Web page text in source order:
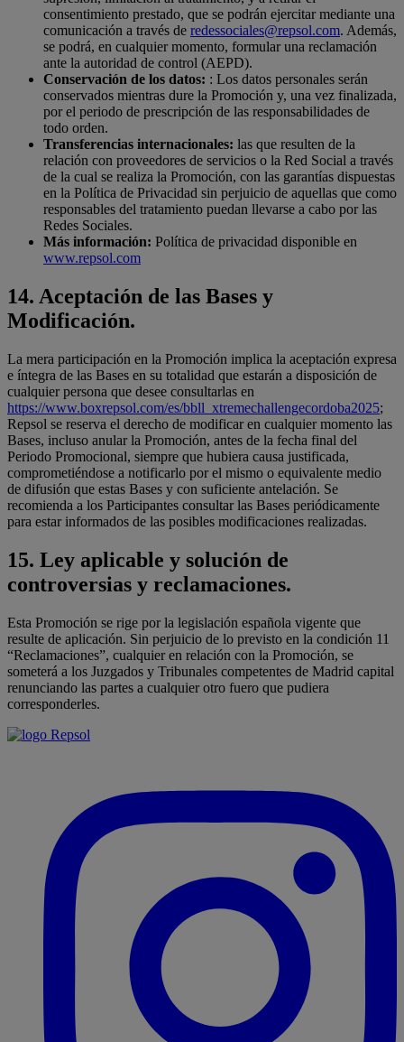
consentimiento prestado, que se podrán ejercitar mediante una
comunicación a través de redessociales@repsol.com. Además,
se podrá, en cualquier momento, formular una reclamación
ante la autoridad de control (AEPD).
Conservación de los datos: : Los datos personales serán
conservados mientras dure la Promoción y, una vez finalizada,
por el periodo de prescripción de las responsabilidades de
todo orden.
Transferencias internacionales: las que resulten de la
relación con proveedores de servicios o la Red Social a través
de la cual se realiza la Promoción, con las garantías dispuestas
en la Política de Privacidad sin perjuicio de aquellas que como
responsables del tratamiento puedan llevarse a cabo por las
Redes Sociales.
Más información: Política de privacidad disponible en
www.repsol.com
14. Aceptación de las Bases y
Modificación.
La mera participación en la Promoción implica la aceptación expresa
e íntegra de las Bases en su totalidad que estarán a disposición de
cualquier persona que desee consultarlas en
https://www.boxrepsol.com/es/bbll_xtremechallengecordoba2025;
Repsol se reserva el derecho de modificar en cualquier momento las
Bases, incluso anular la Promoción, antes de la fecha final del
Periodo Promocional, siempre que hubiera causa justificada,
comprometiéndose a notificarlo por el mismo o equivalente medio
de difusión que estas Bases y con suficiente antelación. Se
recomienda a los Participantes consultar las Bases periódicamente
para estar informados de las posibles modificaciones realizadas.
15. Ley aplicable y solución de
controversias y reclamaciones.
Esta Promoción se rige por la legislación española vigente que
resulte de aplicación. Sin perjuicio de lo previsto en la condición 11
“Reclamaciones”, cualquier en relación con la Promoción, se
someterá a los Juzgados y Tribunales competentes de Madrid capital
renunciando las partes a cualquier otro fuero que pudiera
corresponderles.